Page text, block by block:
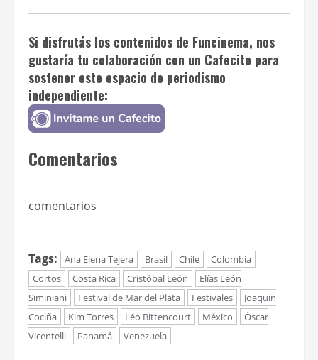
Si disfrutás los contenidos de Funcinema, nos
gustaría tu colaboración con un Cafecito para
sostener este espacio de periodismo
independiente:
Comentarios
comentarios
Tags: Ana Elena Tejera Brasil Chile
Colombia
Cortos
Costa Rica Cristóbal León
Elías León
Siminiani
Festival de Mar del Plata Festivales
Joaquín
Cociña
Kim Torres Léo Bittencourt México
Óscar
Vicentelli
Panamá Venezuela